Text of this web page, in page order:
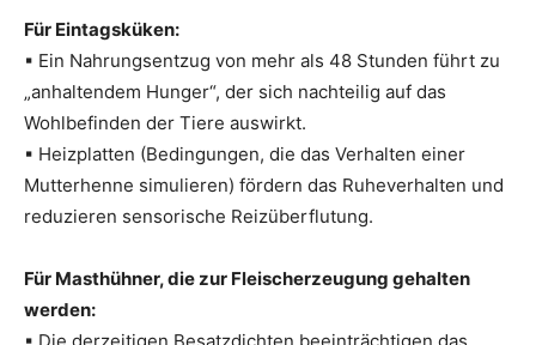
Für Eintagsküken:
▪ Ein Nahrungsentzug von mehr als 48 Stunden führt zu
„anhaltendem Hunger“, der sich nachteilig auf das
Wohlbefinden der Tiere auswirkt.
▪ Heizplatten (Bedingungen, die das Verhalten einer
Mutterhenne simulieren) fördern das Ruheverhalten und
reduzieren sensorische Reizüberflutung.
Für Masthühner, die zur Fleischerzeugung gehalten
werden: